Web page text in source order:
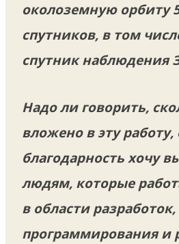
околоземную орбиту
спутников, в том
спутник наблюдения
Надо ли говорить,
вложено в эту
благодарность хочу
людям, которые
в области разработок,
программирования и